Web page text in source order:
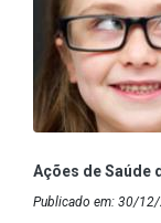
Ações de Saúde
Publicado em: 30/